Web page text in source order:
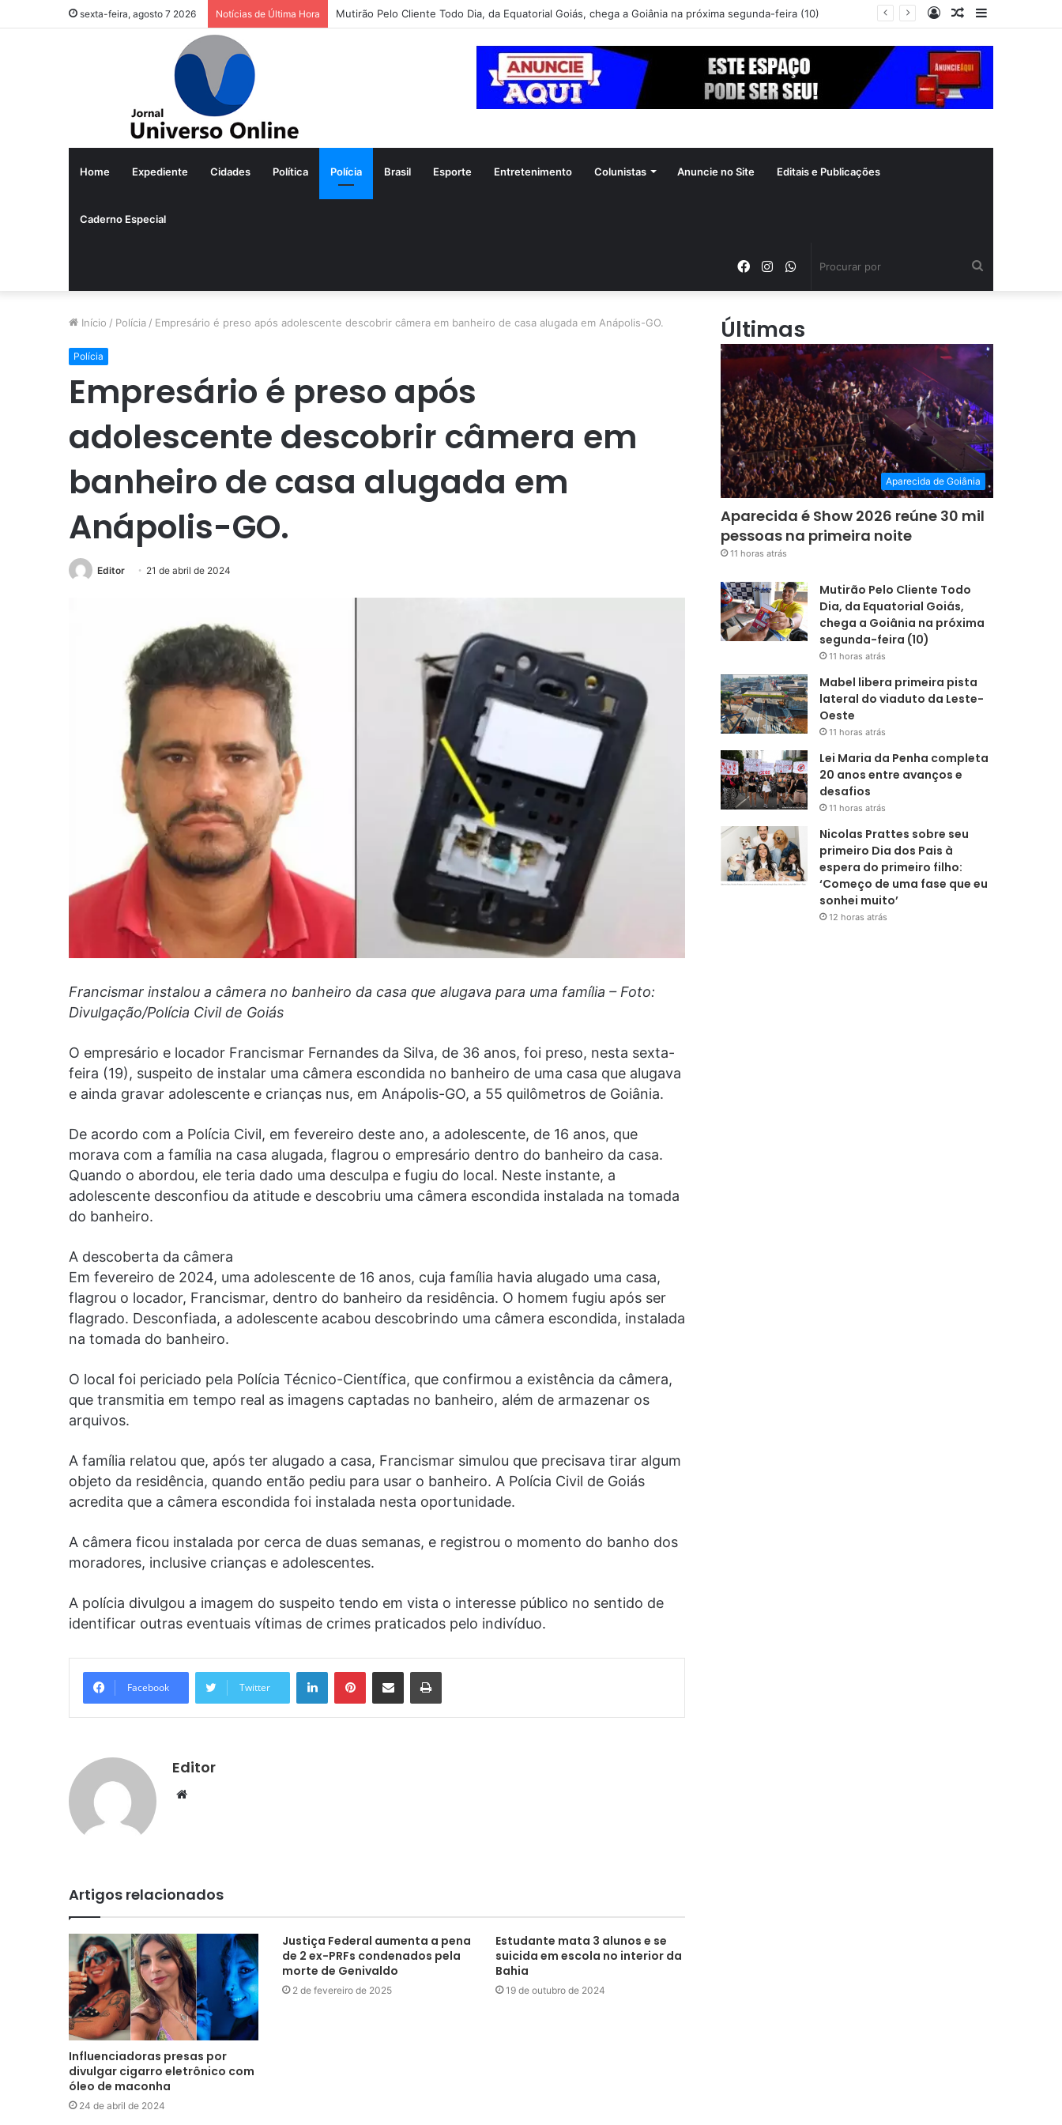
sexta-feira, agosto 7 2026 Notícias de Última Hora Mutirão Pelo Cliente Todo Dia, da Equatorial Goiás, chega a Goiânia na próxima segunda-feira (10)
Barra
Artigo
Entrar
Home Expediente Cidades Política Polícia Brasil Esporte Entretenimento Colunistas Anuncie no Site Editais e Publicações
Caderno Especial
WhatsApp
Instagram
Facebook
Início / Polícia / Empresário é preso após adolescente descobrir câmera em banheiro de casa alugada em Anápolis-GO.
Polícia
Empresário é preso após
adolescente descobrir câmera em
banheiro de casa alugada em
Anápolis-GO.
Editor 21 de abril de 2024
Francismar instalou a câmera no banheiro da casa que alugava para uma família – Foto:
Divulgação/Polícia Civil de Goiás
O empresário e locador Francismar Fernandes da Silva, de 36 anos, foi preso, nesta sexta-
feira (19), suspeito de instalar uma câmera escondida no banheiro de uma casa que alugava
e ainda gravar adolescente e crianças nus, em Anápolis-GO, a 55 quilômetros de Goiânia.
De acordo com a Polícia Civil, em fevereiro deste ano, a adolescente, de 16 anos, que
morava com a família na casa alugada, flagrou o empresário dentro do banheiro da casa.
Quando o abordou, ele teria dado uma desculpa e fugiu do local. Neste instante, a
adolescente desconfiou da atitude e descobriu uma câmera escondida instalada na tomada
do banheiro.
A descoberta da câmera
Em fevereiro de 2024, uma adolescente de 16 anos, cuja família havia alugado uma casa,
flagrou o locador, Francismar, dentro do banheiro da residência. O homem fugiu após ser
flagrado. Desconfiada, a adolescente acabou descobrindo uma câmera escondida, instalada
na tomada do banheiro.
O local foi periciado pela Polícia Técnico-Científica, que confirmou a existência da câmera,
que transmitia em tempo real as imagens captadas no banheiro, além de armazenar os
arquivos.
A família relatou que, após ter alugado a casa, Francismar simulou que precisava tirar algum
objeto da residência, quando então pediu para usar o banheiro. A Polícia Civil de Goiás
acredita que a câmera escondida foi instalada nesta oportunidade.
A câmera ficou instalada por cerca de duas semanas, e registrou o momento do banho dos
moradores, inclusive crianças e adolescentes.
A polícia divulgou a imagem do suspeito tendo em vista o interesse público no sentido de
identificar outras eventuais vítimas de crimes praticados pelo indivíduo.
Facebook Twitter
LinkedinPinterestCompartilhar via e-mail Imprimir
Editor
Website
Artigos relacionados
Influenciadoras presas por
divulgar cigarro eletrônico com
óleo de maconha
24 de abril de 2024
Justiça Federal aumenta a pena
de 2 ex-PRFs condenados pela
morte de Genivaldo
2 de fevereiro de 2025
Estudante mata 3 alunos e se
suicida em escola no interior da
Bahia
19 de outubro de 2024
Últimas
Aparecida de Goiânia
Aparecida é Show 2026 reúne 30 mil
pessoas na primeira noite
11 horas atrás
Mutirão Pelo Cliente Todo
Dia, da Equatorial Goiás,
chega a Goiânia na próxima
segunda-feira (10)
11 horas atrás
Mabel libera primeira pista
lateral do viaduto da Leste-
Oeste
11 horas atrás
Lei Maria da Penha completa
20 anos entre avanços e
desafios
11 horas atrás
Nicolas Prattes sobre seu
primeiro Dia dos Pais à
espera do primeiro filho:
‘Começo de uma fase que eu
sonhei muito’
12 horas atrás